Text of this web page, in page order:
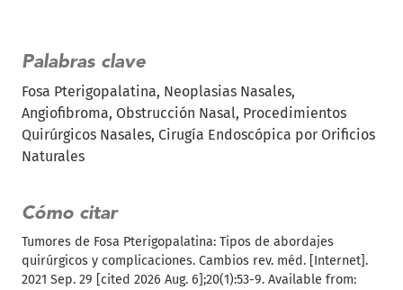
Palabras clave
Fosa Pterigopalatina Neoplasias Nasales
Angiofibroma Obstrucción Nasal Procedimientos
Quirúrgicos Nasales Cirugía Endoscópica por Orificios
Naturales
Cómo citar
Tumores de Fosa Pterigopalatina: Tipos de abordajes
quirúrgicos y complicaciones. Cambios rev. méd. [Internet].
2021 Sep. 29 [cited 2026 Aug. 6];20(1):53-9. Available from: